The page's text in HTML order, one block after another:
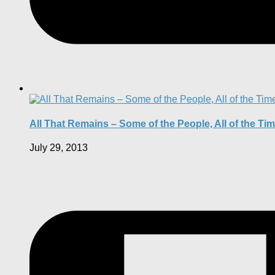
All That Remains – Some of the People, All of the
July 29, 2013